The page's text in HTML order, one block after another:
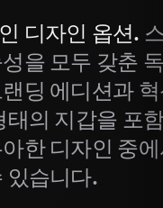
디자인 옵션.
을 모두 갖춘
딩 에디션과
태의 지갑을 포
한 디자인 중
있습니다.